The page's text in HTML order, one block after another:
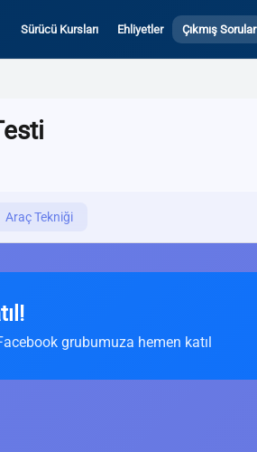
Sürücü Kursları Ehliyetler Çıkmış Sorular
Araç Tekniği
grubumuza hemen katıl